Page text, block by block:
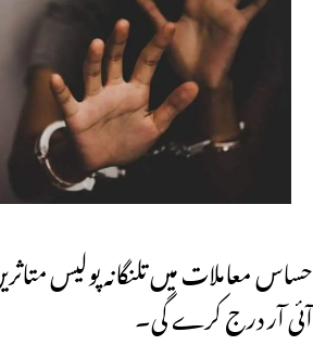
حساس معاملات میں تلنگانہ پولیس
آئی آر درج کرے گی۔